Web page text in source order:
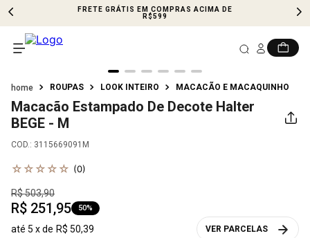
FRETE GRÁTIS EM COMPRAS ACIMA DE
R$599
ROUPAS LOOK INTEIRO MACACÃO E MACAQUINHO
Macacão Estampado De Decote Halter
BEGE - M
COD.: 3115669091M
☆ ☆ ☆ ☆ ☆ (0)
R$503,90
R$ 251,95 50%
até 5 x de R$ 50,39 VER PARCELAS